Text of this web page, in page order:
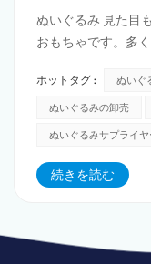
ぬいぐるみ 見た目
おもちゃです。多
ぐるみは子供にと
子どもたちに安全
ぐるみには、かわ
ホットタグ : ぬいぐ
ぬいぐるみの卸売
ぬいぐるみサプライヤ
続きを読む